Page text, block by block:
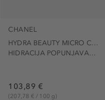
CHANEL
HYDRA BEAUTY MICRO CRÈME
HIDRACIJA POPUNJAVANJE JAČANJE
103,89 €
(207,78 € / 100 g)